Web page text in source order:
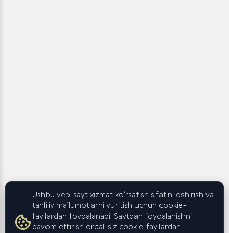
Ushbu veb-sayt xizmat ko‘rsatish sifatini oshirish va
tahliliy ma’lumotlarni yuritish uchun cookie-
fayllardan foydalanadi. Saytdan foydalanishni
davom ettirish orqali siz cookie-fayllardan